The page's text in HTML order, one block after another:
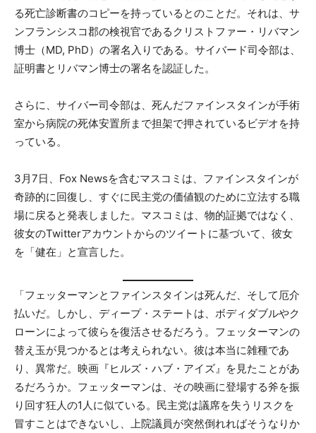
る死亡診断書のコピーを持っているとのことだ。それは、サ
ンフランシスコ郡の検視官であるクリストファー・リバマン
博士（MD, PhD）の署名入りである。サイバード司令部は、
証明書とリバマン博士の署名を認証した。
さらに、サイバー司令部は、死んだファインスタインが手術
室から病院の死体安置所まで担架で押されているビデオを持
っている。
3月7日、Fox Newsを含むマスコミは、ファインスタインが
奇跡的に回復し、すぐに民主党の価値観のために立法する職
場に戻ると発表しました。マスコミは、物的証拠ではなく、
彼女のTwitterアカウントからのツイートに基づいて、彼女
を「健在」と宣言した。
「フェッターマンとファインスタインは死んだ、そして厄介
払いだ。しかし、ディープ・ステートは、ボディダブルやク
ローンによって彼らを復活させるだろう。フェッターマンの
替え玉が見つかるとは考えられない。彼は本当に雑種であ
り、異常だ。映画『ヒルズ・ハブ・アイズ』を見たことがあ
るだろうか。フェッターマンは、その映画に登場する斧を振
り回す狂人の1人に似ている。民主党は議席を失うリスクを
冒すことはできないし、上院議員が突然倒れればそうなりか